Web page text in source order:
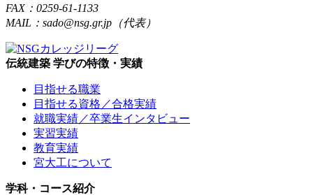
FAX：0259-61-1133
MAIL：sado@nsg.gr.jp（代表）
伝統建築 学びの特徴・実績
目指せる職業
目指せる資格／合格実績
就職実績／卒業生インタビュー
実習実績
教育実績
宮大工について
学科・コース紹介